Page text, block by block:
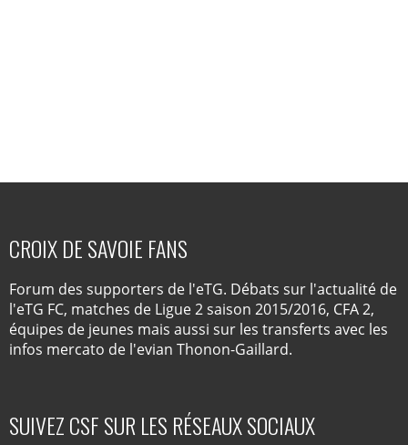
CROIX DE SAVOIE FANS
Forum des supporters de l'eTG. Débats sur l'actualité de
l'eTG FC, matches de Ligue 2 saison 2015/2016, CFA 2,
équipes de jeunes mais aussi sur les transferts avec les
infos mercato de l'evian Thonon-Gaillard.
SUIVEZ CSF SUR LES RÉSEAUX SOCIAUX